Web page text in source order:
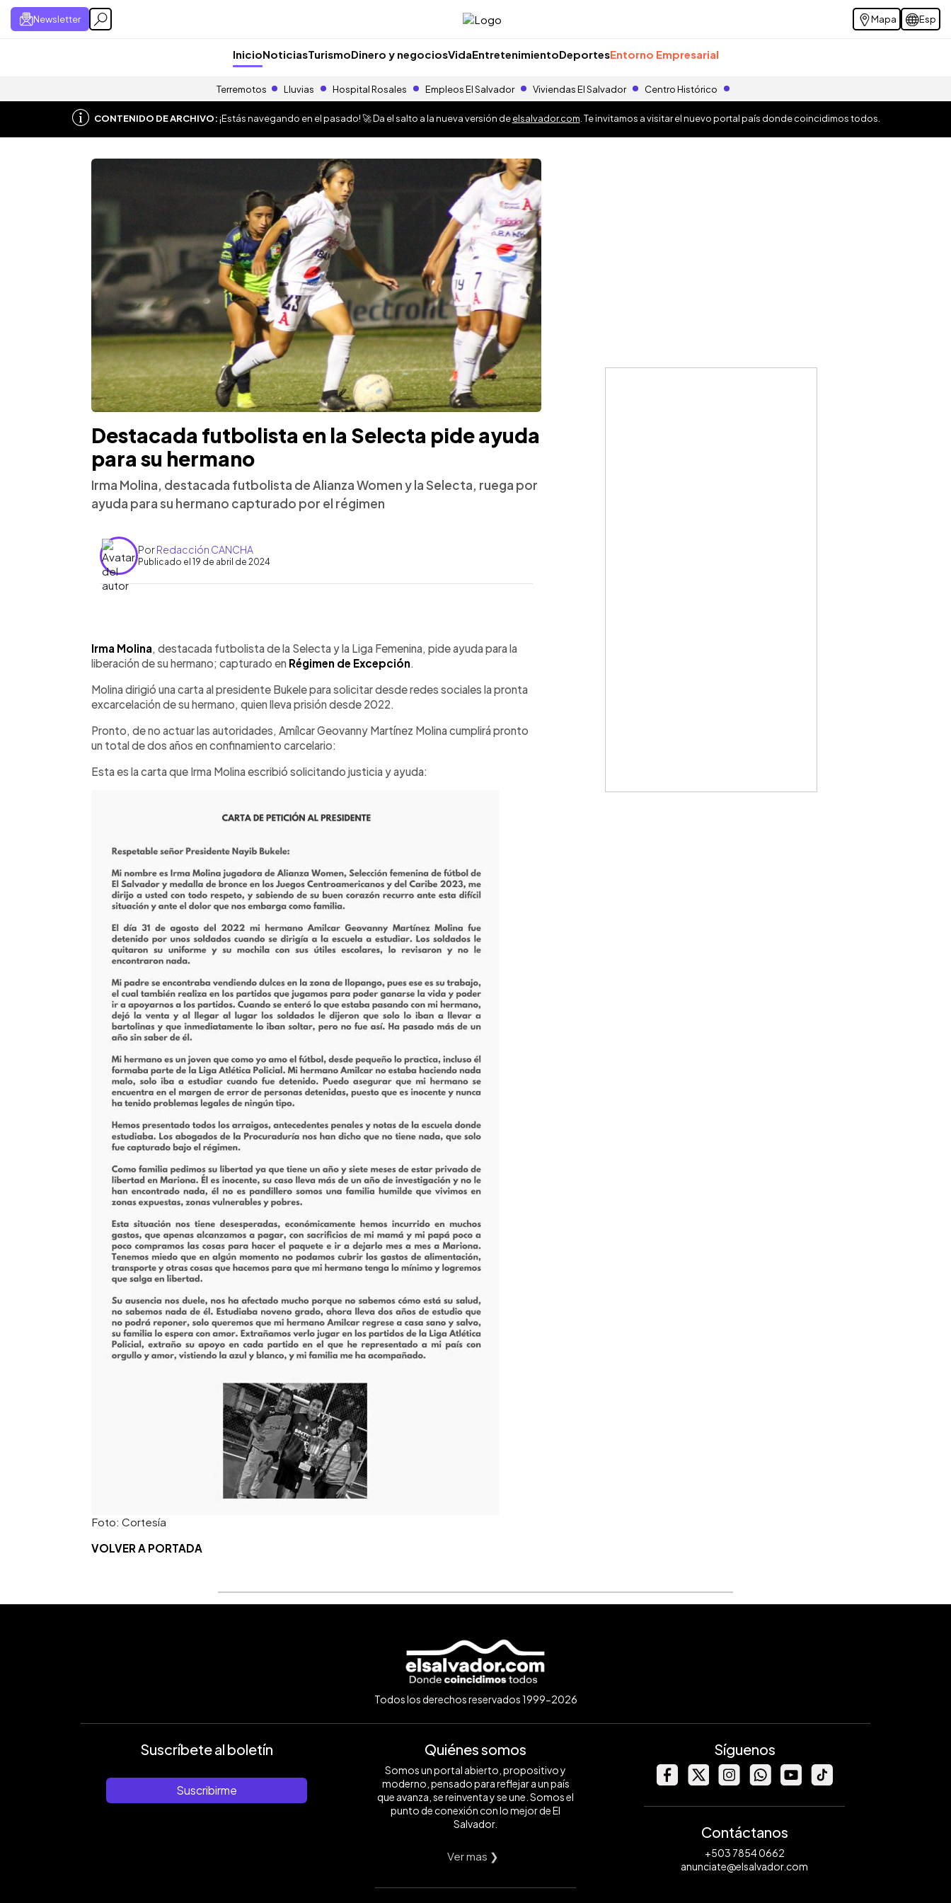
Newsletter Mapa Esp
InicioNoticiasTurismoDinero y negociosVidaEntretenimientoDeportesEntorno Empresarial
Terremotos Lluvias Hospital Rosales Empleos El Salvador Viviendas El Salvador Centro Histórico
CONTENIDO DE ARCHIVO:¡Estás navegando en el pasado! 🚀 Da el salto a la nueva versión deelsalvador.com . Te invitamos a visitar el nuevo portal país donde coincidimos todos.
Destacada futbolista en la Selecta pide ayuda
para su hermano
Irma Molina, destacada futbolista de Alianza Women y la Selecta, ruega por
ayuda para su hermano capturado por el régimen
PorRedacción CANCHA
Publicado el 19 de abril de 2024
► Escuchar artículo
Irma Molina , destacada futbolista de la Selecta y la Liga Femenina, pide ayuda para la
liberación de su hermano; capturado en Régimen de Excepción
Molina dirigió una carta al presidente Bukele para solicitar desde redes sociales la pronta
excarcelación de su hermano, quien lleva prisión desde 2022.
Pronto, de no actuar las autoridades, Amílcar Geovanny Martínez Molina cumplirá pronto
un total de dos años en confinamiento carcelario:
Esta es la carta que Irma Molina escribió solicitando justicia y ayuda:
Foto: Cortesía
VOLVER A PORTADA
Todos los derechos reservados 1999-2026
Suscríbete al boletín
Suscribirme
Quiénes somos
Somos un portal abierto, propositivo y
moderno, pensado para reflejar a un país
que avanza, se reinventa y se une. Somos el
punto de conexión con lo mejor de El
Salvador.
Ver mas ❯
Síguenos
Contáctanos
+503 7854 0662
anunciate@elsalvador.com